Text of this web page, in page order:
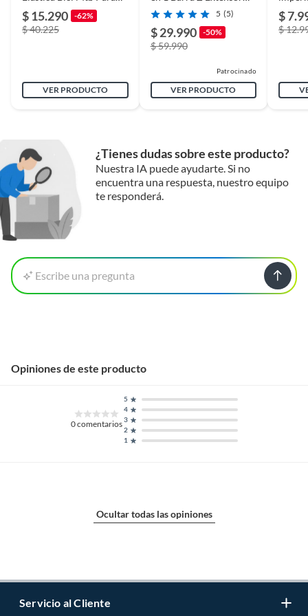
Arrastre De Niños Rojo
$ 15.290 -62%
$ 40.225
VER PRODUCTO
Rojo - Rojo
5 (5)
$ 29.990 -50%
$ 59.990
Patrocinado
VER PRODUCTO
$
$
¿Tienes dudas sobre este producto?
Nuestra IA puede ayudarte. Si no
encuentra una respuesta, nuestro equipo
te responderá.
Escribe una pregunta
Opiniones de este producto
0comentarios
1
2
3
4
5
Ocultar todas las opiniones
Servicio al Cliente